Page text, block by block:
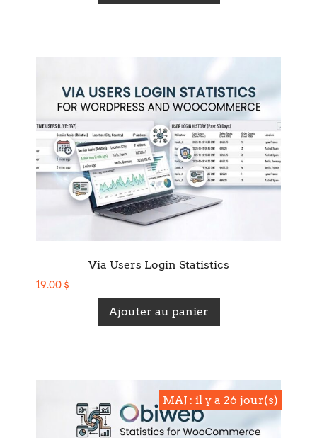
Via Users Login Statistics
19.00 $
Ajouter au panier
MAJ : il y a 26 jour(s)
MAJ : il y a 26 jour(s)